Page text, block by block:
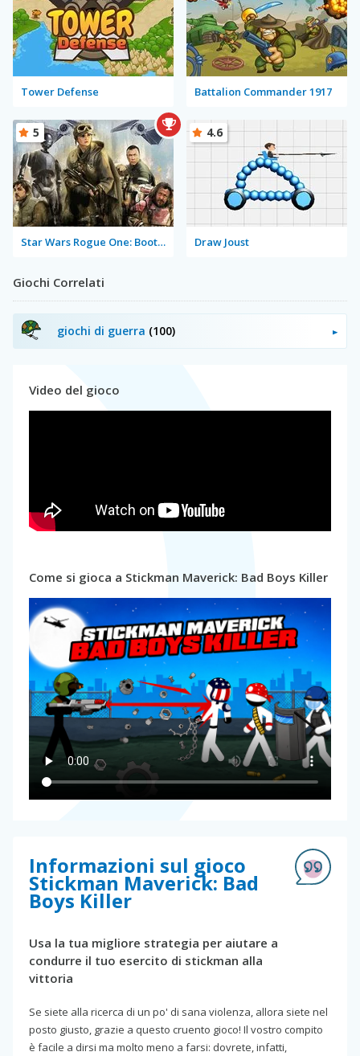
Tower Defense Battalion Commander 1917
Star Wars Rogue One: Boots on the Ground
5
Draw Joust
4.6
Giochi Correlati
giochi di guerra (100)
Video del gioco
Come si gioca a Stickman Maverick: Bad Boys Killer
Informazioni sul gioco
Stickman Maverick: Bad
Boys Killer
Usa la tua migliore strategia per aiutare a
condurre il tuo esercito di stickman alla
vittoria
Se siete alla ricerca di un po' di sana violenza, allora siete nel
posto giusto, grazie a questo cruento gioco! Il vostro compito
è facile a dirsi ma molto meno a farsi: dovrete, infatti,